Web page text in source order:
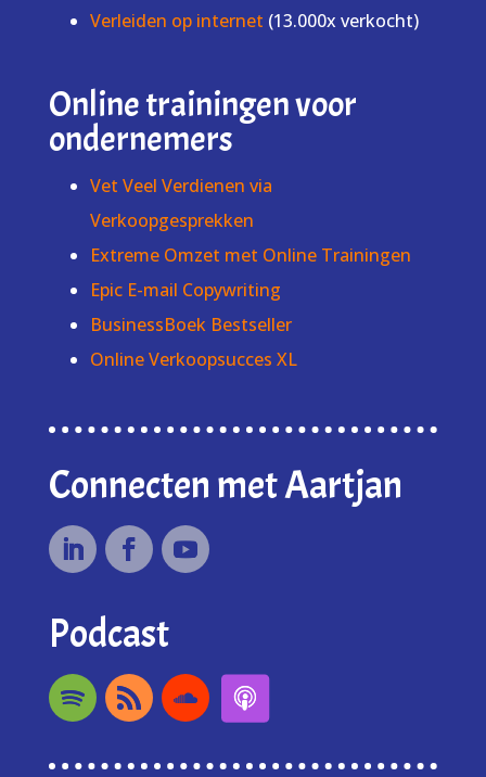
Verleiden op internet (13.000x verkocht)
Online trainingen voor
ondernemers
Vet Veel Verdienen via
Verkoopgesprekken
Extreme Omzet met Online Trainingen
Epic E-mail Copywriting
BusinessBoek Bestseller
Online Verkoopsucces XL
Connecten met Aartjan
Podcast